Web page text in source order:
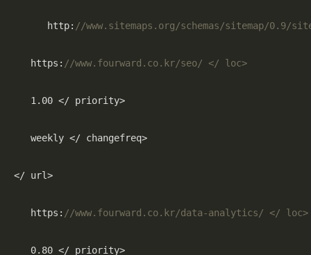
      http:
//www.sitemaps.org/schemas/sitemap/0.9/
   https:
//www.fourward.co.kr/seo/ </ loc>
1.00 </ priority>
   weekly </ changefreq>
</ url>
   https:
//www.fourward.co.kr/data-analytics/ </ loc>
0.80 </ priority>